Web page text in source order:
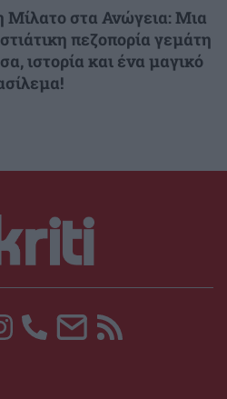
Μίλατο στα Ανώγεια: Μια
πεζοπορία γεμάτη
ιστορία και ένα μαγικό